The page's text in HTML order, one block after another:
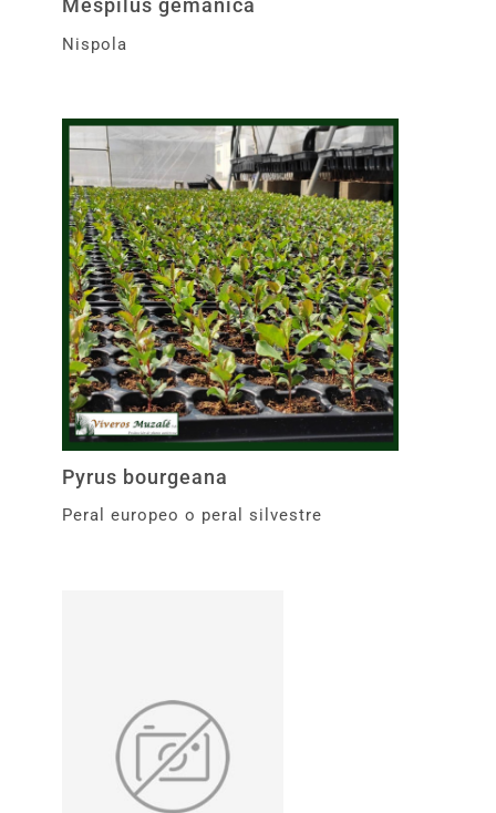
Mespilus gemanica
Nispola
Pyrus bourgeana
Peral europeo o peral silvestre